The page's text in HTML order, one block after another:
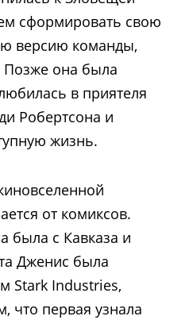
сформировать свою
версию команды,
Позже она была
в приятеля
Робертсона и
жизнь.
от комиксов.
была с Кавказа и
Дженис была
Stark Industries,
что первая узнала